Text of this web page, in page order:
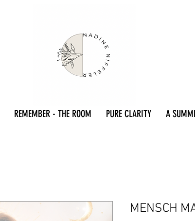
REMEMBER - THE ROOM PURE CLARITY A
MENSCH